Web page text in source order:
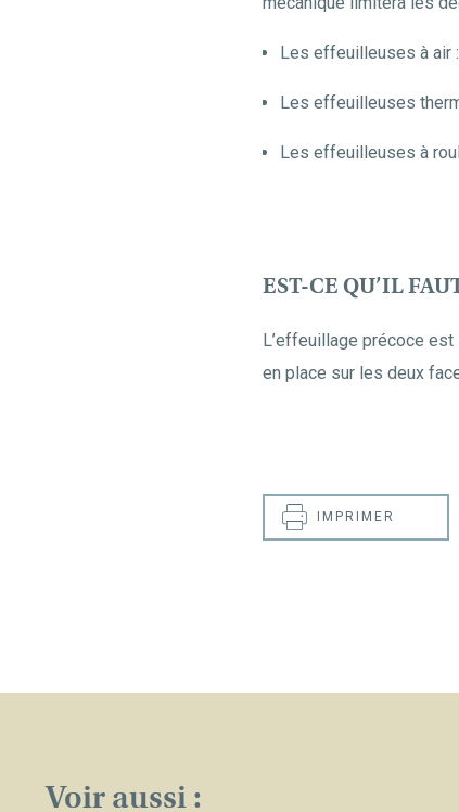
Les effeuilleuses à air
Les effeuilleuses
Les effeuilleuses à
EST-CE QU’IL
L’effeuillage précoce
en place sur les deux
IMPRIMER
Voir aussi :